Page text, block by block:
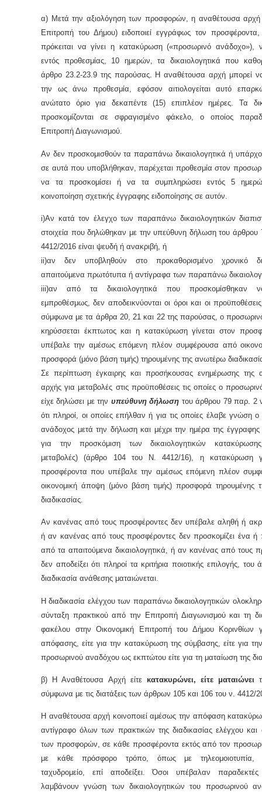
α) Μετά την αξιολόγηση των προσφορών, η αναθέτουσα αρχή
Επιτροπή του Δήμου) ειδοποιεί εγγράφως τον
πρόκειται να γίνει η κατακύρωση («προσωρινό ανάδοχο»),
εντός προθεσμίας, 10 ημερών, τα δικαιολογητικά που
άρθρο 23.2-23.9 της παρούσας. Η αναθέτουσα αρχή μπορεί να
την ως άνω προθεσμία, εφόσον αιτιολογείται αυτό
ανώτατο όριο για δεκαπέντε (15) επιπλέον ημέρες. Τα
προσκομίζονται σε σφραγισμένο φάκελο, ο οποίος
Επιτροπή Διαγωνισμού.
Αν δεν προσκομισθούν τα παραπάνω δικαιολογητικά ή
σε αυτά που υποβλήθηκαν, παρέχεται προθεσμία στον
να τα προσκομίσει ή να τα συμπληρώσει εντός 5
κοινοποίηση σχετικής έγγραφης ειδοποίησης σε αυτόν.
i)Αν κατά τον έλεγχο των παραπάνω δικαιολογητικών
στοιχεία που δηλώθηκαν με την υπεύθυνη δήλωση του
4412/2016 είναι ψευδή ή ανακριβή, ή
ii)αν δεν υποβληθούν στο προκαθορισμένο χρονικό
απαιτούμενα πρωτότυπα ή αντίγραφα των παραπάνω
iii)αν από τα δικαιολογητικά που προσκομίσθηκαν
εμπροθέσμως, δεν αποδεικνύονται οι όροι και οι
σύμφωνα με τα άρθρα 20, 21 και 22 της παρούσας, ο
κηρύσσεται έκπτωτος και η κατακύρωση γίνεται στον
υπέβαλε την αμέσως επόμενη πλέον συμφέρουσα από
προσφορά (μόνο βάση τιμής) τηρουμένης της ανωτέρω
Σε περίπτωση έγκαιρης και προσήκουσας ενημέρωσης της
αρχής για μεταβολές στις προϋποθέσεις τις οποίες ο
είχε δηλώσει με την υπεύθυνη δήλωση του άρθρου 79 παρ. 2
ότι πληροί, οι οποίες επήλθαν ή για τις οποίες έλαβε γνώση
ανάδοχος μετά την δήλωση και μέχρι την ημέρα της έγγραφης
για την προσκόμιση των δικαιολογητικών κατακύρωσης
μεταβολές) (άρθρο 104 του Ν. 4412/16), η κατακύρωση
προσφέροντα που υπέβαλε την αμέσως επόμενη πλέον
οικονομική άποψη (μόνο βάση τιμής) προσφορά τηρουμένης
διαδικασίας.
Αν κανένας από τους προσφέροντες δεν υπέβαλε αληθή ή
ή αν κανένας από τους προσφέροντες δεν προσκομίζει ένα ή
από τα απαιτούμενα δικαιολογητικά, ή αν κανένας από τους
δεν αποδείξει ότι πληροί τα κριτήρια ποιοτικής επιλογής,
διαδικασία ανάθεσης ματαιώνεται.
Η διαδικασία ελέγχου των παραπάνω δικαιολογητικών
σύνταξη πρακτικού από την Επιτροπή Διαγωνισμού και τη
φακέλου στην Οικονομική Επιτροπή του Δήμου Κορινθίων
απόφασης, είτε για την κατακύρωση της σύμβασης, είτε για
προσωρινού αναδόχου ως εκπτώτου είτε για τη ματαίωση της
β) Η Αναθέτουσα Αρχή είτε κατακυρώνει, είτε ματαιώνει
σύμφωνα με τις διατάξεις των άρθρων 105 και 106 του ν. 4412/
Η αναθέτουσα αρχή κοινοποιεί αμέσως την απόφαση
αντίγραφο όλων των πρακτικών της διαδικασίας ελέγχου και
των προσφορών, σε κάθε προσφέροντα εκτός από τον
με κάθε πρόσφορο τρόπο, όπως με τηλεομοιοτυπία,
ταχυδρομείο, επί αποδείξει. Όσοι υπέβαλαν
λαμβάνουν γνώση των δικαιολογητικών του προσωρινού